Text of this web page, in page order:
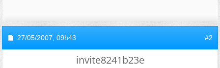
27/05/2007, 09h43 #2
invite8241b23e